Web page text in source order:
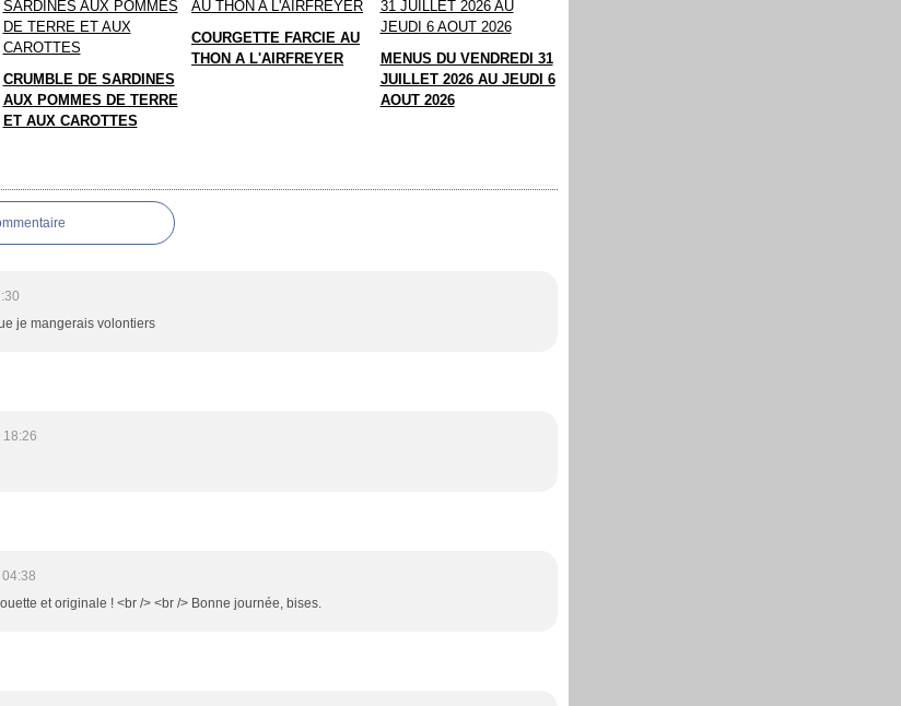
CRUMBLE DE SARDINES
AUX POMMES DE TERRE
ET AUX CAROTTES
COURGETTE FARCIE AU
THON A L'AIRFREYER
MENUS DU VENDREDI 31
JUILLET 2026 AU JEUDI 6
AOUT 2026
je mangerais volontiers
18:26
et originale ! <br /> <br /> Bonne journée, bises.